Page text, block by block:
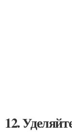
12.